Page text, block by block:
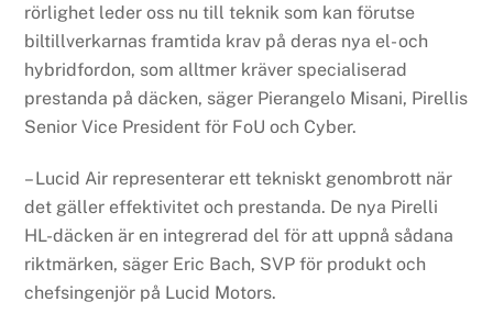
rörlighet leder oss nu till teknik som kan förutse
biltillverkarnas framtida krav på deras nya el- och
hybridfordon, som alltmer kräver specialiserad
prestanda på däcken, säger Pierangelo Misani, Pirellis
Senior Vice President för FoU och Cyber.
– Lucid Air representerar ett tekniskt genombrott när
det gäller effektivitet och prestanda. De nya Pirelli
HL-däcken är en integrerad del för att uppnå sådana
riktmärken, säger Eric Bach, SVP för produkt och
chefsingenjör på Lucid Motors.